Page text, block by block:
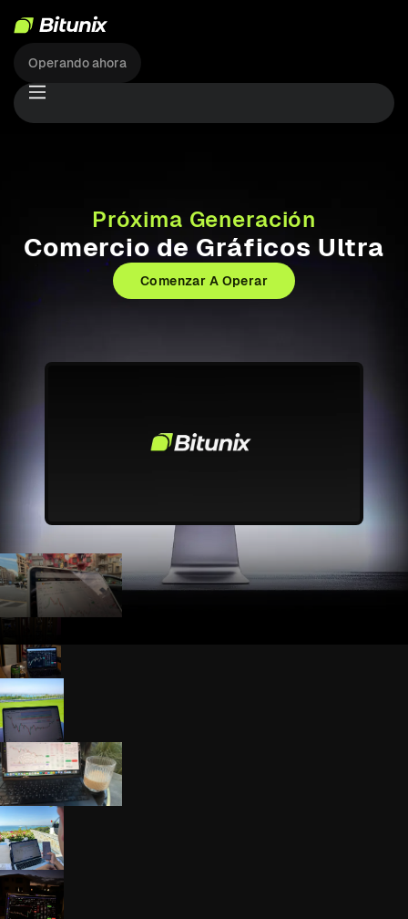
Operando ahora
Próxima Generación
Comercio de Gráficos Ultra
Comenzar A Operar